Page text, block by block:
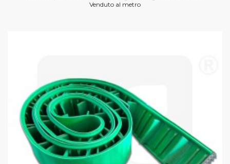
Venduto al metro